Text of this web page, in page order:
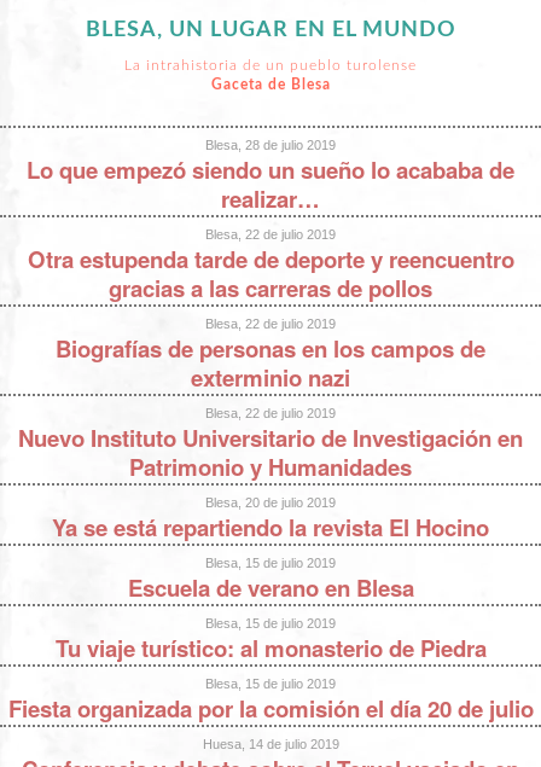
BLESA, UN LUGAR EN EL MUNDO
La intrahistoria de un pueblo turolense
Gaceta de Blesa
Blesa, 28 de julio 2019
Lo que empezó siendo un sueño lo acababa de
realizar…
Blesa, 22 de julio 2019
Otra estupenda tarde de deporte y reencuentro
gracias a las carreras de pollos
Blesa, 22 de julio 2019
Biografías de personas en los campos de
exterminio nazi
Blesa, 22 de julio 2019
Nuevo Instituto Universitario de Investigación en
Patrimonio y Humanidades
Blesa, 20 de julio 2019
Ya se está repartiendo la revista El Hocino
Blesa, 15 de julio 2019
Escuela de verano en Blesa
Blesa, 15 de julio 2019
Tu viaje turístico: al monasterio de Piedra
Blesa, 15 de julio 2019
Fiesta organizada por la comisión el día 20 de julio
Huesa, 14 de julio 2019